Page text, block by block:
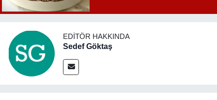
EDITÖR HAKKINDA
Sedef Göktaş